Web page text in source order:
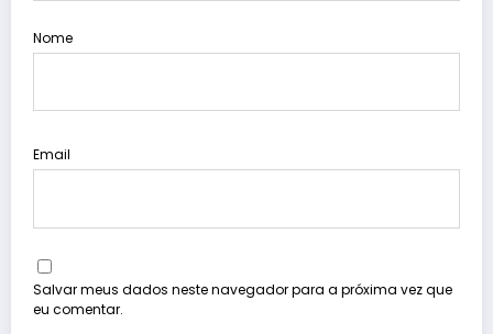
Nome
Email
Salvar meus dados neste navegador para a próxima vez que
eu comentar.